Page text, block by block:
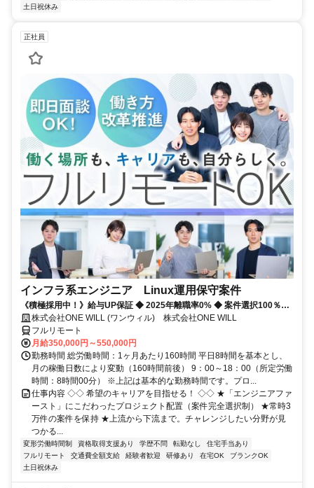
土日祝休み
正社員
インフラ系エンジニア Linux運用保守案件
《積極採用中！》給与UP保証 ◆ 2025年離職率0% ◆ 案件選択100％！
◆ 平均残業7時間！
株式会社ONE WILL (ワンウィル) 株式会社ONE WILL
フルリモート
月給350,000円～550,000円
勤務時間 総労働時間：1ヶ月あたり160時間 平日8時間を基本とし、
月の稼働日数により変動（160時間前後） 9：00～18：00（所定労働
時間：8時間00分） ※上記は基本的な勤務時間です。プロ...
仕事内容 ◇◇ 希望のキャリアを目指せる！ ◇◇ ★「エンジニアファ
ースト」にこだわったプロジェクト配置（案件完全選択制） ★常時3
万件の案件を保持 ★上流から下流まで。チャレンジしたい分野が見
つかる...
変形労働時間制 資格取得支援あり 学歴不問 転勤なし
住宅手当あり
フルリモート
交通費全額支給 経験者歓迎 研修あり 在宅OK
ブランクOK
土日祝休み